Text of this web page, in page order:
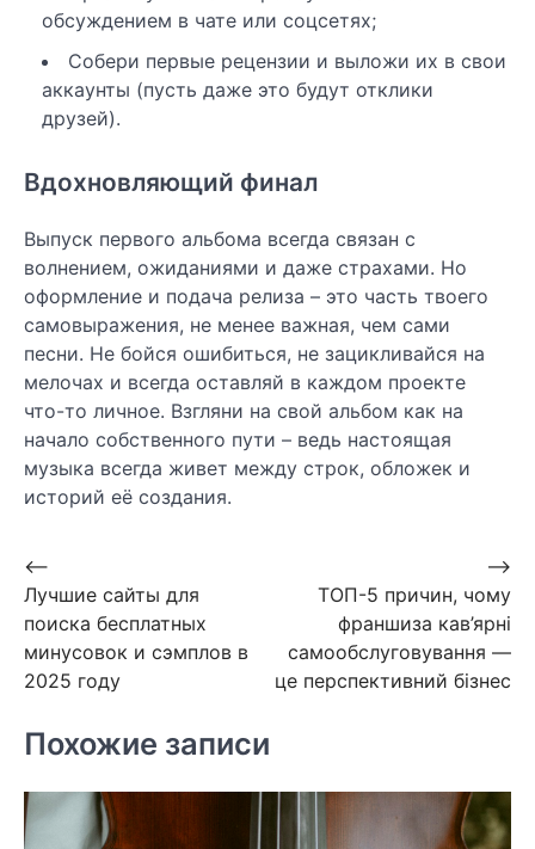
обсуждением в чате или соцсетях;
Собери первые рецензии и выложи их в свои
аккаунты (пусть даже это будут отклики
друзей).
Вдохновляющий финал
Выпуск первого альбома всегда связан с
волнением, ожиданиями и даже страхами. Но
оформление и подача релиза – это часть твоего
самовыражения, не менее важная, чем сами
песни. Не бойся ошибиться, не зацикливайся на
мелочах и всегда оставляй в каждом проекте
что-то личное. Взгляни на свой альбом как на
начало собственного пути – ведь настоящая
музыка всегда живет между строк, обложек и
историй её создания.
Навигация
по
записям
⟵
Лучшие сайты для
поиска бесплатных
минусовок и сэмплов в
2025 году
ТОП-5 причин, чому
франшиза кав’ярні
самообслуговування —
це перспективний бізнес
⟶
Похожие записи